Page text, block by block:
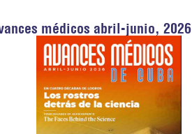
médicos abril-junio, 2026